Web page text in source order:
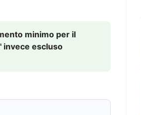
minimo per il
invece escluso